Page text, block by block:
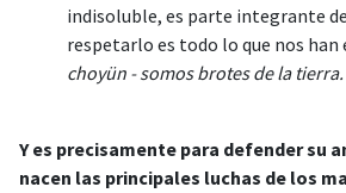
indisoluble, es parte integrante
respetarlo es todo lo que nos han
choyün - somos brotes de la tierra.
Y es precisamente para defender su
nacen las principales luchas de los